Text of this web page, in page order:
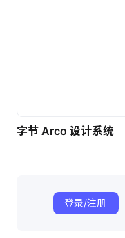
字节 Arco 设计系统
登录/注册